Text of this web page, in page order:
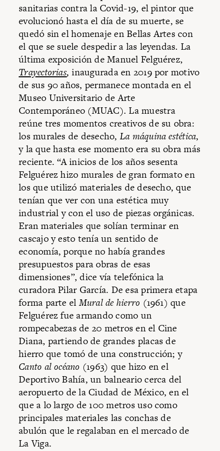
sanitarias contra la Covid-19, el pintor que
evolucionó hasta el día de su muerte, se
quedó sin el homenaje en Bellas Artes con
el que se suele despedir a las leyendas. La
última exposición de Manuel Felguérez,
Trayectorias,inaugurada en 2019 por motivo
de sus 90 años, permanece montada en el
Museo Universitario de Arte
Contemporáneo (MUAC). La muestra
reúne tres momentos creativos de su obra:
los murales de desecho, La máquina estética,
y la que hasta ese momento era su obra más
reciente. “A inicios de los años sesenta
Felguérez hizo murales de gran formato en
los que utilizó materiales de desecho, que
tenían que ver con una estética muy
industrial y con el uso de piezas orgánicas.
Eran materiales que solían terminar en
cascajo y esto tenía un sentido de
economía, porque no había grandes
presupuestos para obras de esas
dimensiones”, dice vía telefónica la
curadora Pilar García. De esa primera etapa
forma parte elMural de hierro (1961) que
Felguérez fue armando como un
rompecabezas de 20 metros en el Cine
Diana, partiendo de grandes placas de
hierro que tomó de una construcción; y
Canto al océano (1963) que hizo en el
Deportivo Bahía, un balneario cerca del
aeropuerto de la Ciudad de México, en el
que a lo largo de 100 metros uso como
principales materiales las conchas de
abulón que le regalaban en el mercado de
La Viga.